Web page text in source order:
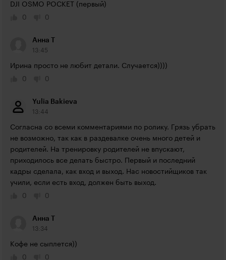
DJI OSMO POCKET (первый)
0
0
Анна Т
13:45
Ирина просто не любит детали. Случается))))
0
0
Yulia Bakieva
13:44
Согласна со всеми комментариями по ролику. Грязь убрать
не возможно, так как в раздевалке очень много детей и
родителей. На тренировку родителей не впускают,
приходилось все делать быстро. Первый и последний
кадры сделала, как вход и выход. Нас новостийщиков так
учили, если есть вход, должен быть выход.
0
0
Анна Т
13:34
Кофе не сыплется))
0
0